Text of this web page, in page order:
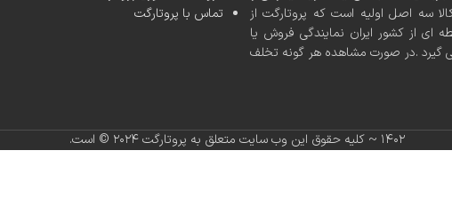
سه اصل اولیه است که پروتارگت از
ای از کشور ایران نمایندگی فروش یا
گیرد .در صورت مشاهده هر گونه تخلف
تماس با پروتارگت
۱۴۰۲ ~ کلیه حقوق این وب سایت متعلق به پروتارگت ۲۰۲۴ ©️ است.